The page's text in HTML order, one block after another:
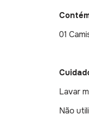
01
Lavar
Não